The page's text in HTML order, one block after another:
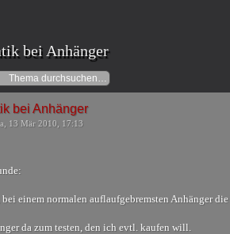
bei Anhänger
bei Anhänger
13 Mär 2010, 17:13
einem normalen auflaufgebremsten Anhänger die
da zum testen, den ich evtl. kaufen will.